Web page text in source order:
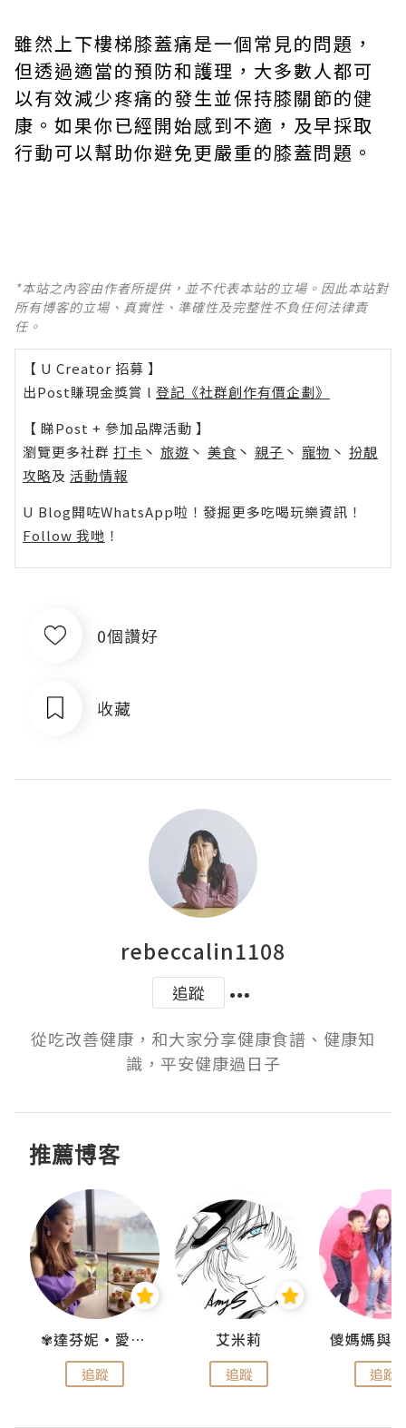
雖然上下樓梯膝蓋痛是一個常見的問題，
但透過適當的預防和護理，大多數人都可
以有效減少疼痛的發生並保持膝關節的健
康。如果你已經開始感到不適，及早採取
行動可以幫助你避免更嚴重的膝蓋問題。
*本站之內容由作者所提供，並不代表本站的立場。因此本站對
所有博客的立場、真實性、準確性及完整性不負任何法律責
任。
【 U Creator 招募 】
出Post賺現金獎賞 l 登記《社群創作有價企劃》
【 睇Post + 參加品牌活動 】
瀏覽更多社群 打卡 丶 旅遊 丶 美食 丶 親子 丶 寵物 丶 扮靚
攻略及 活動情報
U Blog開咗WhatsApp啦！發掘更多吃喝玩樂資訊！
Follow 我哋 ！
0個讚好
收藏
rebeccalin1108
追蹤
從吃改善健康，和大家分享健康食譜、健康知
識，平安健康過日子
推薦博客
✾達芬妮•愛孩子•愛生活✾
追蹤
艾米莉
追蹤 追蹤